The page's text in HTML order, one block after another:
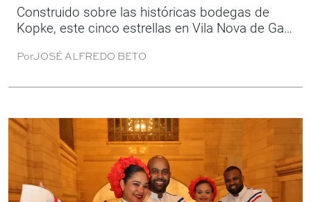
Construido sobre las históricas bodegas de
Kopke, este cinco estrellas en Vila Nova de Gaia
Oporto y el valle del Douro.
PorJOSÉ ALFREDO BETO